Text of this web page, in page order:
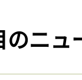
のニュ